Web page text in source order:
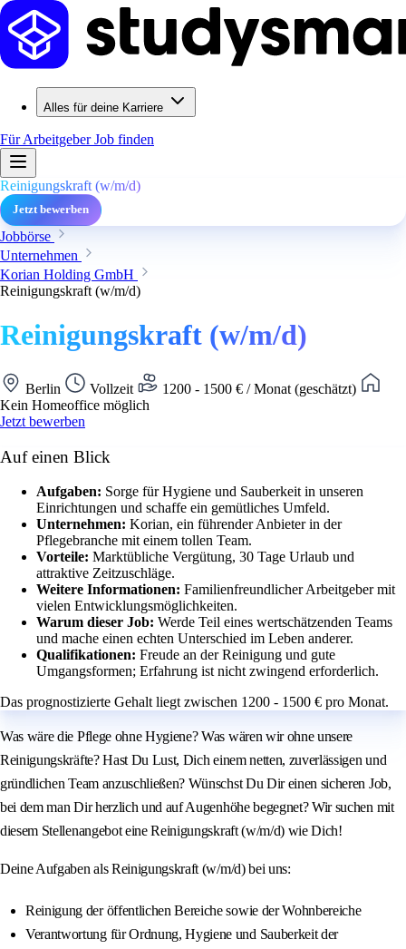
Alles für deine Karriere
Für ArbeitgeberJob finden
Reinigungskraft (w/m/d)
Jetzt bewerben
Jobbörse
Unternehmen
Korian Holding GmbH
Reinigungskraft (w/m/d)
Reinigungskraft (w/m/d)
Berlin Vollzeit
1200 - 1500 € / Monat (geschätzt)
Kein Homeoffice möglich
Jetzt bewerben
Auf einen Blick
Aufgaben: Sorge für Hygiene und Sauberkeit in unseren
Einrichtungen und schaffe ein gemütliches Umfeld.
Unternehmen: Korian, ein führender Anbieter in der
Pflegebranche mit einem tollen Team.
Vorteile: Marktübliche Vergütung, 30 Tage Urlaub und
attraktive Zeitzuschläge.
Weitere Informationen: Familienfreundlicher Arbeitgeber mit
vielen Entwicklungsmöglichkeiten.
Warum dieser Job: Werde Teil eines wertschätzenden Teams
und mache einen echten Unterschied im Leben anderer.
Qualifikationen: Freude an der Reinigung und gute
Umgangsformen; Erfahrung ist nicht zwingend erforderlich.
Das prognostizierte Gehalt liegt zwischen 1200 - 1500 € pro Monat.
Was wäre die Pflege ohne Hygiene? Was wären wir ohne unsere
Reinigungskräfte? Hast Du Lust, Dich einem netten, zuverlässigen und
gründlichen Team anzuschließen? Wünschst Du Dir einen sicheren Job,
bei dem man Dir herzlich und auf Augenhöhe begegnet? Wir suchen mit
diesem Stellenangebot eine Reinigungskraft (w/m/d) wie Dich!
Deine Aufgaben als Reinigungskraft (w/m/d) bei uns:
Reinigung der öffentlichen Bereiche sowie der Wohnbereiche
Verantwortung für Ordnung, Hygiene und Sauberkeit der